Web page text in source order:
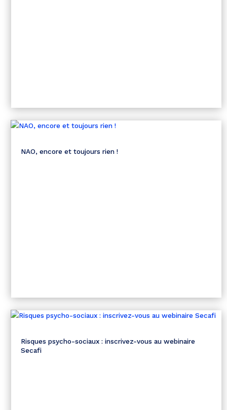
NAO, encore et toujours rien !
Risques psycho-sociaux : inscrivez-vous au webinaire
Secafi